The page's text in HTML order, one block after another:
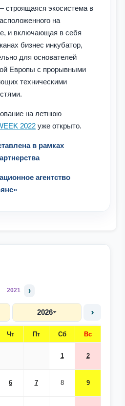
2021 ›
2026 ›
Чт Пт Сб Вс
1 2
6 7 8 9
строящаяся экосистема в
на
и включающая в себя
бизнес инкубатор,
для основателей
Европы с прорывными
техническими
на летнюю
2022 уже открыто.
в рамках
агентство